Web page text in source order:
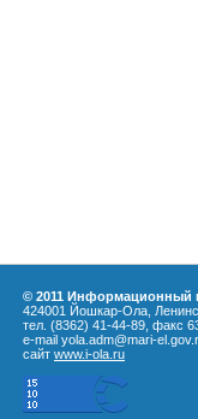
© 2011 Информационный
424001 Йошкар-Ола,
тел. (8362) 41-44-89, факс
e-mail yola.adm@mari-
сайт www.i-ola.ru